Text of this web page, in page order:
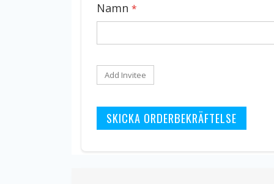
Namn
Add Invitee
SKICKA ORDERBEKRÄFTELSE